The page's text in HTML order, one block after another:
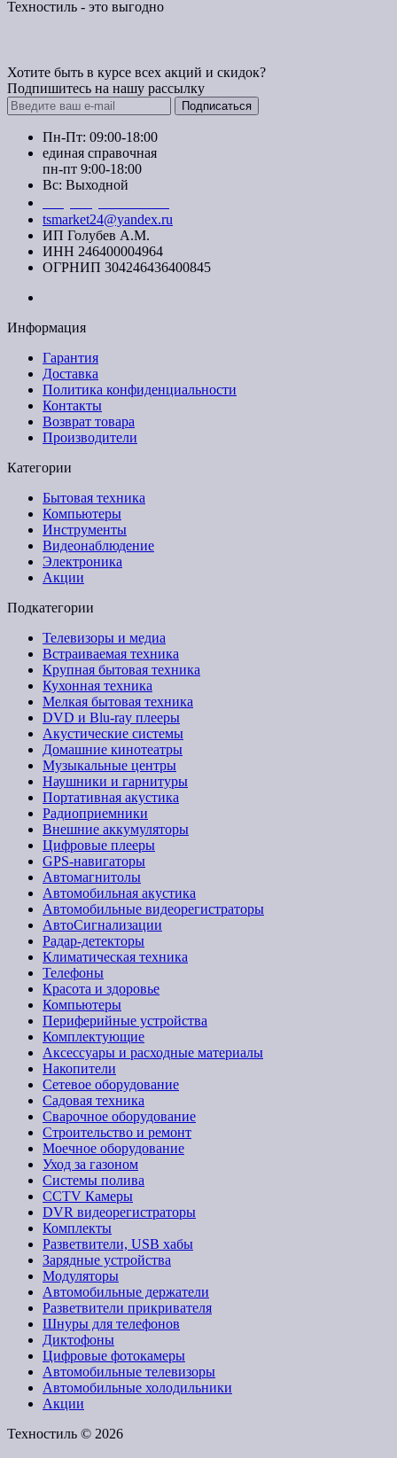
Техностиль - это выгодно
Хотите быть в курсе всех акций и скидок?
Подпишитесь на нашу рассылку
Подписаться
Пн-Пт: 09:00-18:00
единая справочная
пн-пт 9:00-18:00
Вс: Выходной
tsmarket24@yandex.ru
ИП Голубев А.М.
ИНН 246400004964
ОГРНИП 304246436400845
Информация
Гарантия
Доставка
Политика конфиденциальности
Контакты
Возврат товара
Производители
Категории
Бытовая техника
Компьютеры
Инструменты
Видеонаблюдение
Электроника
Акции
Подкатегории
Телевизоры и медиа
Встраиваемая техника
Крупная бытовая техника
Кухонная техника
Мелкая бытовая техника
DVD и Blu-ray плееры
Акустические системы
Домашние кинотеатры
Музыкальные центры
Наушники и гарнитуры
Портативная акустика
Радиоприемники
Внешние аккумуляторы
Цифровые плееры
GPS-навигаторы
Автомагнитолы
Автомобильная акустика
Автомобильные видеорегистраторы
АвтоСигнализации
Радар-детекторы
Климатическая техника
Телефоны
Красота и здоровье
Компьютеры
Периферийные устройства
Комплектующие
Аксессуары и расходные материалы
Накопители
Сетевое оборудование
Садовая техника
Сварочное оборудование
Строительство и ремонт
Моечное оборудование
Уход за газоном
Системы полива
CCTV Камеры
DVR видеорегистраторы
Комплекты
Разветвители, USB хабы
Зарядные устройства
Модуляторы
Автомобильные держатели
Разветвители прикривателя
Шнуры для телефонов
Диктофоны
Цифровые фотокамеры
Автомобильные телевизоры
Автомобильные холодильники
Акции
Техностиль © 2026